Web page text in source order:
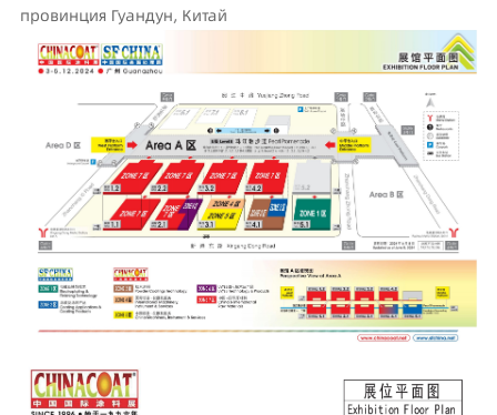
провинция Гуандун, Китай